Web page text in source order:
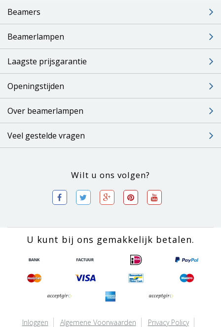
Beamers
Beamerlampen
Laagste prijsgarantie
Openingstijden
Over beamerlampen
Veel gestelde vragen
Wilt u ons volgen?
U kunt bij ons gemakkelijk betalen.
Inloggen Algemene Voorwaarden Privacy Policy